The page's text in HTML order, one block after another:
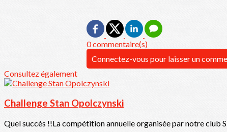
0 commentaire(s)
Connectez-vous pour laisser un
Consultez également
Challenge Stan Opolczynski
Quel succès !!La compétition annuelle organisée par notre club